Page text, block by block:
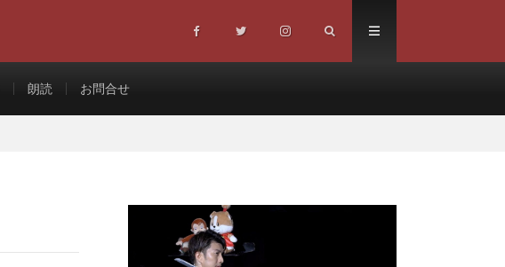
朗読 お問合せ